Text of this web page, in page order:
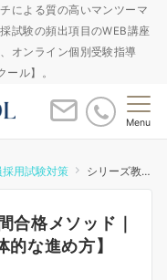
による質の高いマンツーマ
試験の頻出項目のWEB講座
オンライン個別受験指導
ル】。
Menu
採用試験対策 シリーズ教員採用試験90日間合格メソッド｜【第15回｜過去問演習の具体的な進め方】
合格メソッド｜
的な進め方】